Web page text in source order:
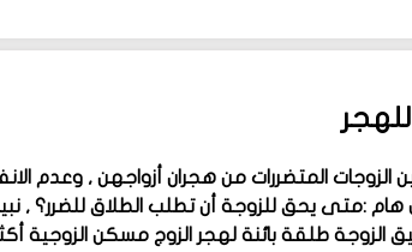
المتضررات من هجران أزواجهن , وعدم
هام :متى يحق للزوجة أن تطلب الطلاق للضرر؟ ,
طلقة بائنة لهجر الزوج مسكن الزوجية